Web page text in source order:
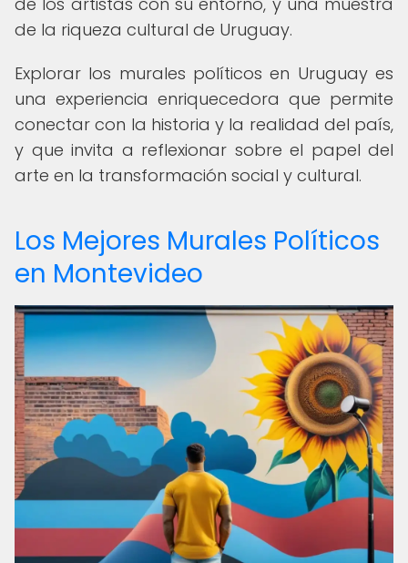
de la riqueza cultural de Uruguay.
Explorar los murales políticos en Uruguay es
una experiencia enriquecedora que permite
conectar con la historia y la realidad del país,
y que invita a reflexionar sobre el papel del
arte en la transformación social y cultural.
Los Mejores Murales Políticos
en Montevideo